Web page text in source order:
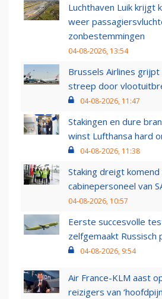
Luchthaven Luik krijgt
weer
zonbestemmingen
04-08-2026, 13:54
Brussels Airlines
streep door
04-08-2026, 11:47
Stakingen en dure
winst Lufthansa hard
04-08-2026, 11:38
Staking dreigt
cabinepersoneel van
04-08-2026, 10:57
Eerste succesvolle
zelfgemaakt
04-08-2026, 9:54
Air France-KLM aast
reizigers van